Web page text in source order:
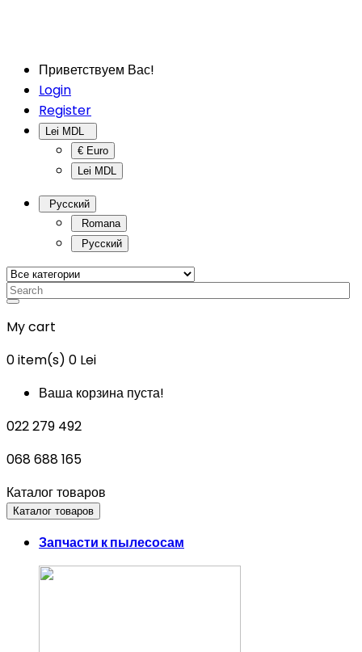
Приветствуем Вас!
Login
Register
€ Euro
Lei MDL
Русский
Romana
Русский
My cart
0item(s) 0 Lei
Ваша корзина пуста!
022 279 492
068 688 165
Каталог товаров
Каталог товаров
Запчасти к пылесосам